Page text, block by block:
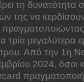
τη δυνατότητα
της να
τρία μεγαλύτερα
Από την 1η
2024, όσοι